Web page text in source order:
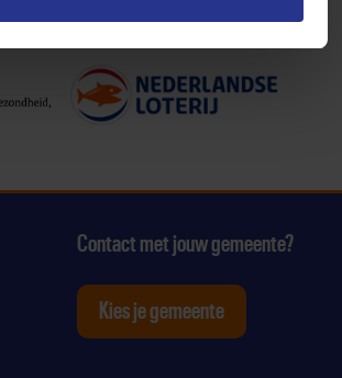
Instagram
op Youtube
Sporten op Linkedin
Contact met jouw gemeente?
Kies je gemeente